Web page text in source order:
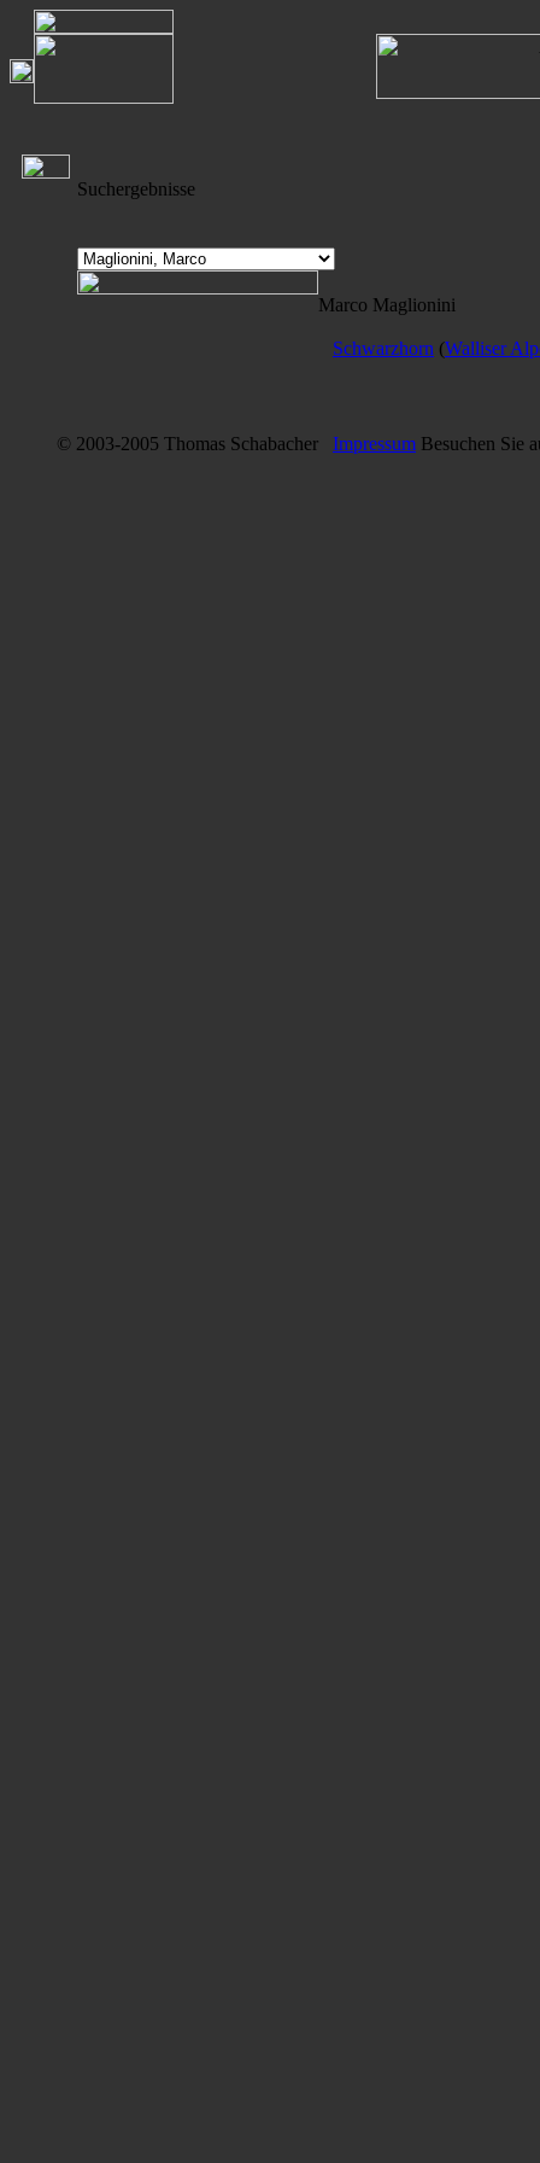
Suchergebnisse
Marco Maglionini
Schwarzhorn (Walliser
© 2003-2005 Thomas Schabacher Impressum Besuchen Sie